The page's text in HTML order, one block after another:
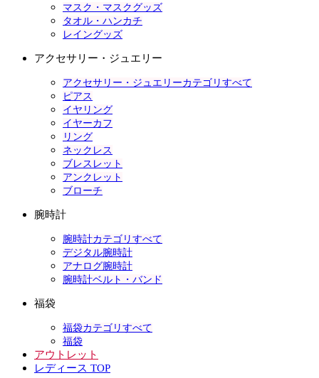
マスク・マスクグッズ
タオル・ハンカチ
レイングッズ
アクセサリー・ジュエリー
アクセサリー・ジュエリーカテゴリすべて
ピアス
イヤリング
イヤーカフ
リング
ネックレス
ブレスレット
アンクレット
ブローチ
腕時計
腕時計カテゴリすべて
デジタル腕時計
アナログ腕時計
腕時計ベルト・バンド
福袋
福袋カテゴリすべて
福袋
アウトレット
レディース TOP